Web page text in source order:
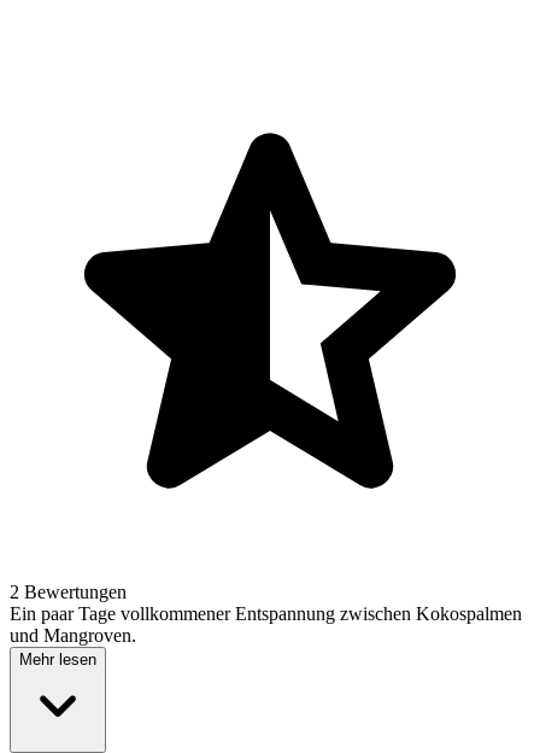
2 Bewertungen
Ein paar Tage vollkommener Entspannung zwischen Kokospalmen
und Mangroven.
Mehr lesen